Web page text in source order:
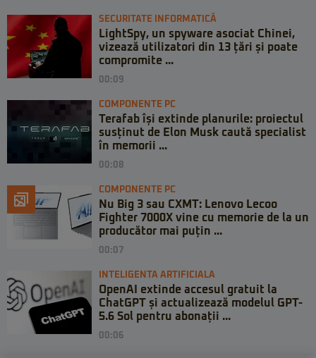
SECURITATE INFORMATICĂ
LightSpy, un spyware asociat Chinei,
vizează utilizatori din 13 țări și poate
compromite ...
00:09
COMPONENTE PC
Terafab își extinde planurile: proiectul
susținut de Elon Musk caută specialist
în memorii ...
00:08
COMPONENTE PC
Nu Big 3 sau CXMT: Lenovo Lecoo
Fighter 7000X vine cu memorie de la un
producător mai puțin ...
00:07
INTELIGENTA ARTIFICIALA
OpenAI extinde accesul gratuit la
ChatGPT și actualizează modelul GPT-
5.6 Sol pentru abonații ...
00:06